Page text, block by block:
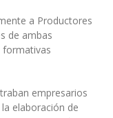
a Productores
de ambas
formativas
empresarios
elaboración de